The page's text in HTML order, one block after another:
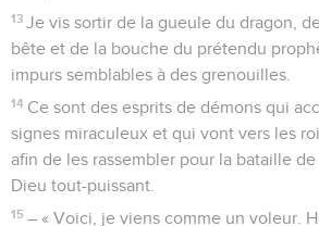
13 Je vis sortir de la gueule du dragon,
bête et de la bouche du prétendu
impurs semblables à des grenouilles.
14 Ce sont des esprits de démons qui
signes miraculeux et qui vont vers les
afin de les rassembler pour la bataille
Dieu tout-puissant.
15 – « Voici, je viens comme un voleur.